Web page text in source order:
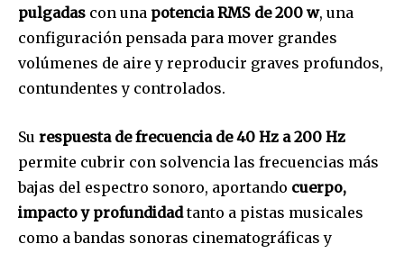
pulgadas con una potencia RMS de 200 w, una
configuración pensada para mover grandes
volúmenes de aire y reproducir graves profundos,
contundentes y controlados.
Su respuesta de frecuencia de 40 Hz a 200 Hz
permite cubrir con solvencia las frecuencias más
bajas del espectro sonoro, aportando cuerpo,
impacto y profundidadtanto a pistas musicales
como a bandas sonoras cinematográficas y